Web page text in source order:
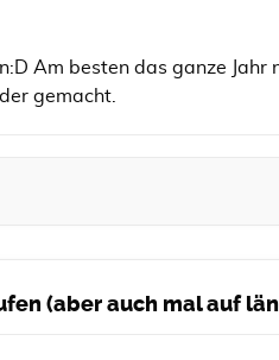
Am besten das ganze
gemacht.
(aber auch mal auf